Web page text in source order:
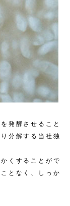
発酵させること
分解する当社独
くすることがで
となく、しっか